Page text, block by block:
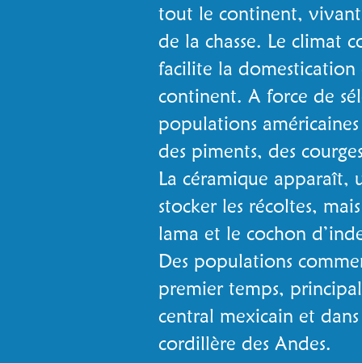
tout le continent,
de la chasse. Le climat
facilite la domestication
continent. A force de
populations
des piments, des
La céramique
stocker les récoltes,
lama et le cochon
Des populations
premier temps,
central mexicain et
cordillère des Andes.